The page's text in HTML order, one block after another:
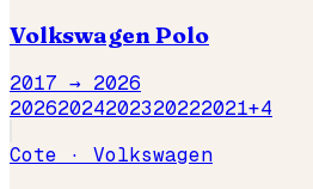
VolkswagenPolo
2017 → 2026
20262024202320222021+4
Cote · Volkswagen